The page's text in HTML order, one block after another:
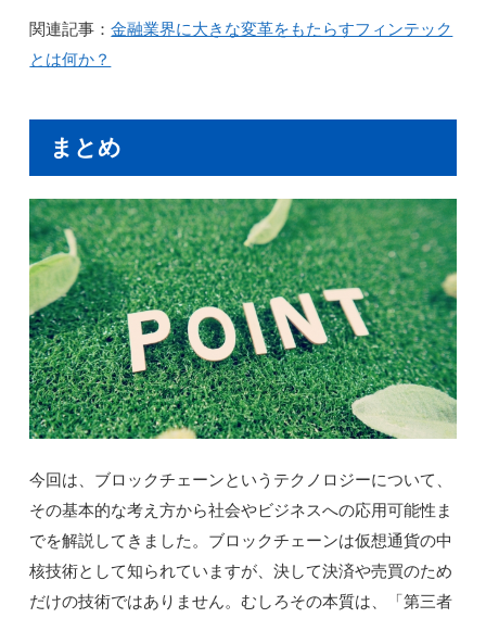
関連記事：金融業界に大きな変革をもたらすフィンテック
とは何か？
まとめ
今回は、ブロックチェーンというテクノロジーについて、
その基本的な考え方から社会やビジネスへの応用可能性ま
でを解説してきました。ブロックチェーンは仮想通貨の中
核技術として知られていますが、決して決済や売買のため
だけの技術ではありません。むしろその本質は、「第三者